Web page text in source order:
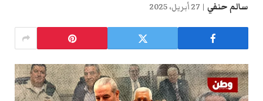
سالم حنفي 27 أبريل، 2025